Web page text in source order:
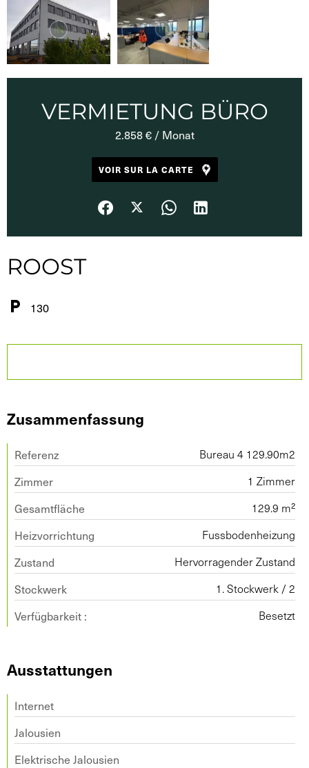
VERMIETUNG BÜRO
2.858 € / Monat
VOIR SUR LA CARTE
ROOST
130
Zusammenfassung
Referenz Bureau 4 129.90m2
Zimmer 1 Zimmer
Gesamtfläche 129.9 m²
Heizvorrichtung Fussbodenheizung
Zustand Hervorragender Zustand
Stockwerk 1. Stockwerk / 2
Verfügbarkeit : Besetzt
Ausstattungen
Internet
Jalousien
Elektrische Jalousien